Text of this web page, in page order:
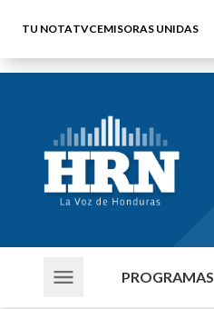
TU NOTATVCEMISORAS UNIDAS
PROGRAMAS